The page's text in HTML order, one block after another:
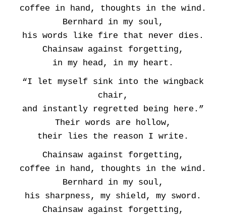
coffee in hand, thoughts in the wind.
Bernhard in my soul,
his words like fire that never dies.
Chainsaw against forgetting,
in my head, in my heart.
“I let myself sink into the wingback
chair,
and instantly regretted being here.”
Their words are hollow,
their lies the reason I write.
Chainsaw against forgetting,
coffee in hand, thoughts in the wind.
Bernhard in my soul,
his sharpness, my shield, my sword.
Chainsaw against forgetting,